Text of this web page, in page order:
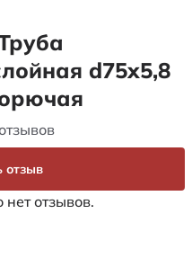
d75х5,8
отзывов.
отзыв